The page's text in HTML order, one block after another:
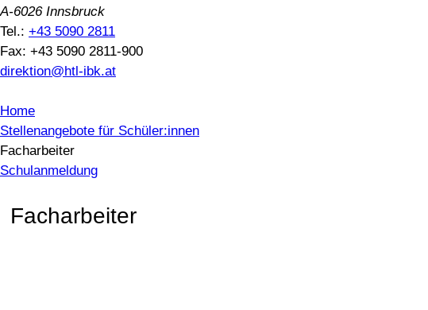
A-6026 Innsbruck
Tel.: +43 5090 2811
Fax: +43 5090 2811-900
direktion@htl-ibk.at
Home
Stellenangebote für Schüler:innen
Facharbeiter
Schulanmeldung
Facharbeiter